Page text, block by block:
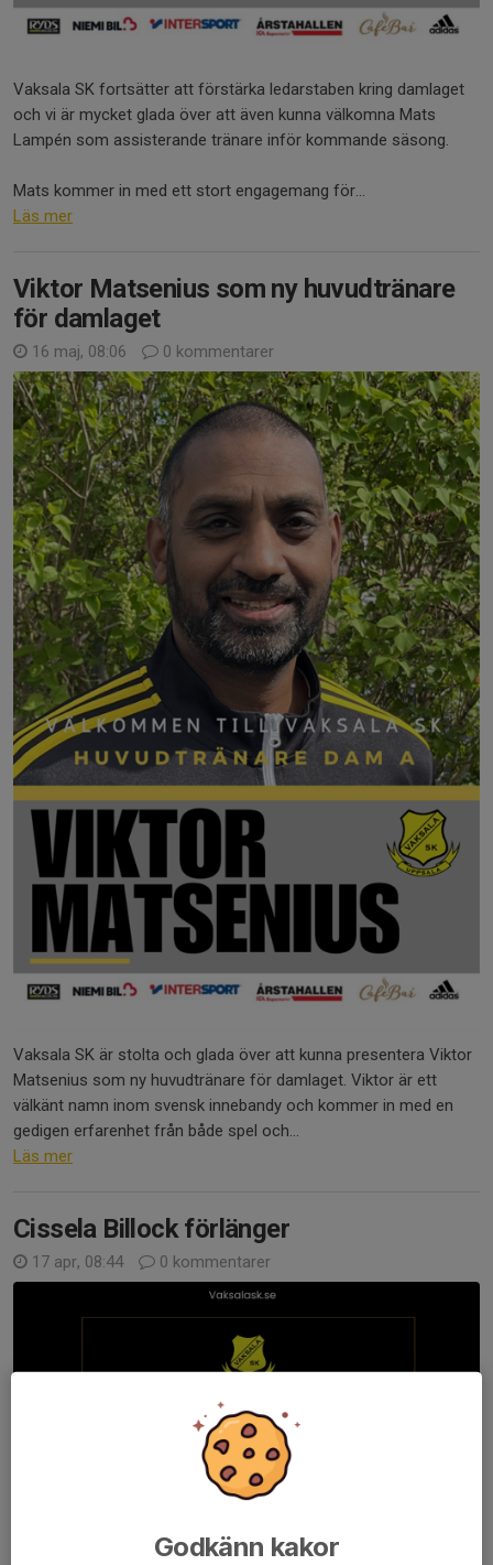
Vaksala SK fortsätter att förstärka ledarstaben kring damlaget
och vi är mycket glada över att även kunna välkomna Mats
Lampén som assisterande tränare inför kommande säsong.
Mats kommer in med ett stort engagemang för...
Läs mer
Viktor Matsenius som ny huvudtränare
för damlaget
16 maj, 08:06 0 kommentarer
Vaksala SK är stolta och glada över att kunna presentera Viktor
Matsenius som ny huvudtränare för damlaget. Viktor är ett
välkänt namn inom svensk innebandy och kommer in med en
gedigen erfarenhet från både spel och...
Läs mer
Cissela Billock förlänger
17 apr, 08:44 0 kommentarer
Godkänn kakor